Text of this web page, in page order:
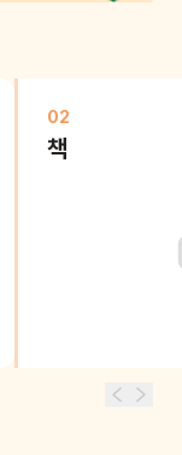
02
책